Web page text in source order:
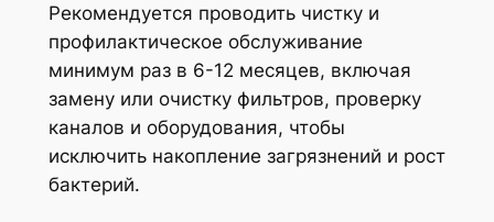
Рекомендуется проводить чистку и
профилактическое обслуживание
минимум раз в 6-12 месяцев, включая
замену или очистку фильтров, проверку
каналов и оборудования, чтобы
исключить накопление загрязнений и рост
бактерий.